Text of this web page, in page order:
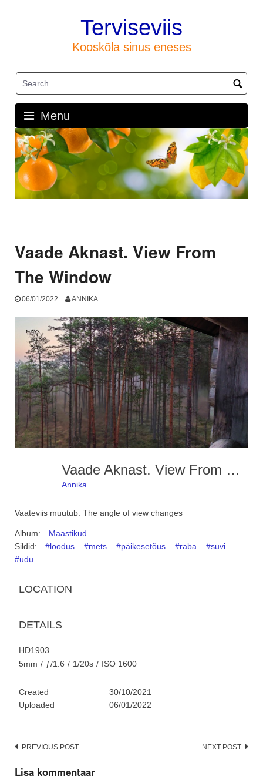
Terviseviis
Kooskõla sinus eneses
Menu
Vaade Aknast. View From
The Window
06/01/2022 ANNIKA
Vaade Aknast. View From The Window
Annika
Vaateviis muutub. The angle of view changes
Album:
Maastikud
Sildid:
#loodus #mets #päikesetõus #raba
#suvi
#udu
LOCATION
DETAILS
HD1903
5mm / ƒ/1.6 / 1/20s / ISO 1600
Created
30/10/2021
Uploaded
06/01/2022
Post
navigation
PREVIOUS POST NEXT POST
Lisa kommentaar